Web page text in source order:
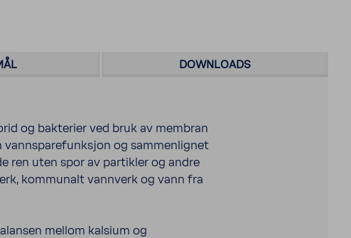
DOWNLOADS
og bakterier ved bruk av membran
og sammenlignet
ren uten spor av partikler og andre
kommunalt vannverk og vann fra
mellom kalsium og